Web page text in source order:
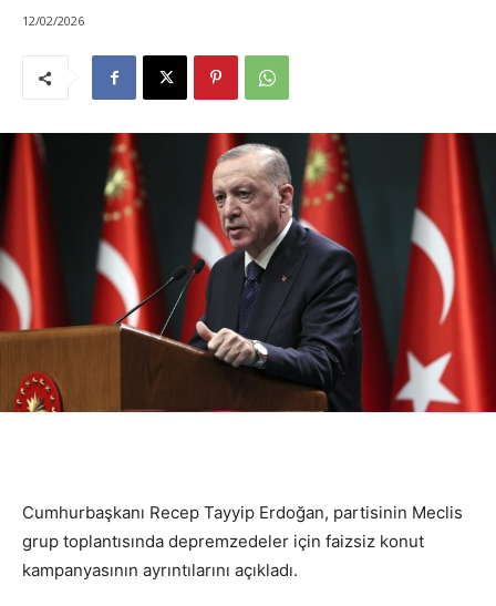
12/02/2026
Cumhurbaşkanı Recep Tayyip Erdoğan, partisinin Meclis
grup toplantısında depremzedeler için faizsiz konut
kampanyasının ayrıntılarını açıkladı.